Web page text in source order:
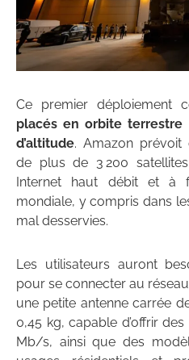
Ce premier déploiement
placés en orbite terrestre
d’altitude. Amazon prévoit
de plus de 3 200
Internet haut débit et à
mondiale, y compris dans
mal desservies.
Les utilisateurs auront
pour se connecter au
une petite antenne carrée
0,45 kg, capable d’offrir
Mb/s, ainsi que des